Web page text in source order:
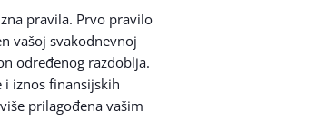
pravila. Prvo pravilo
vašoj svakodnevnoj
određenog razdoblja.
i iznos finansijskih
prilagođena vašim